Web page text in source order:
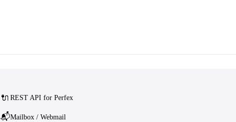
🔌 REST API for Perfex
📬Mailbox / Webmail